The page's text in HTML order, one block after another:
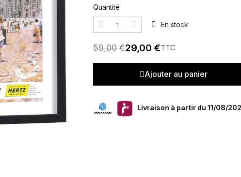
Quantité
En stock
59,00 €29,00 €TTC
Ajouter au panier
Livraison à partir du 11/08/